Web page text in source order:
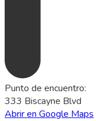
Punto de encuentro:
333 Biscayne Blvd
Abrir en Google Maps